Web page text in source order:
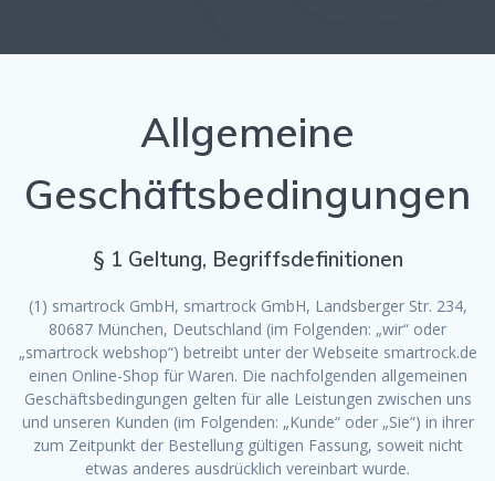
Allgemeine
Geschäftsbedingungen
§ 1 Geltung, Begriffsdefinitionen
(1) smartrock GmbH, smartrock GmbH, Landsberger Str. 234,
80687 München, Deutschland (im Folgenden: „wir“ oder
„smartrock webshop“) betreibt unter der Webseite smartrock.de
einen Online-Shop für Waren. Die nachfolgenden allgemeinen
Geschäftsbedingungen gelten für alle Leistungen zwischen uns
und unseren Kunden (im Folgenden: „Kunde“ oder „Sie“) in ihrer
zum Zeitpunkt der Bestellung gültigen Fassung, soweit nicht
etwas anderes ausdrücklich vereinbart wurde.